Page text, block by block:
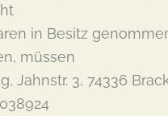
in Besitz
müssen
Jahnstr. 3, 74336